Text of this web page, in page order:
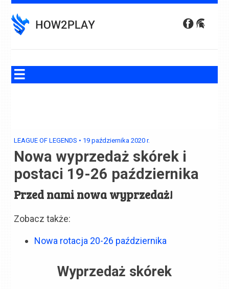
to
content
LEAGUE OF LEGENDS • 19 października 2020 r.
Nowa wyprzedaż skórek i
postaci 19-26 października
Przed nami nowa wyprzedaż!
Zobacz także:
Nowa rotacja 20-26 października
Wyprzedaż skórek